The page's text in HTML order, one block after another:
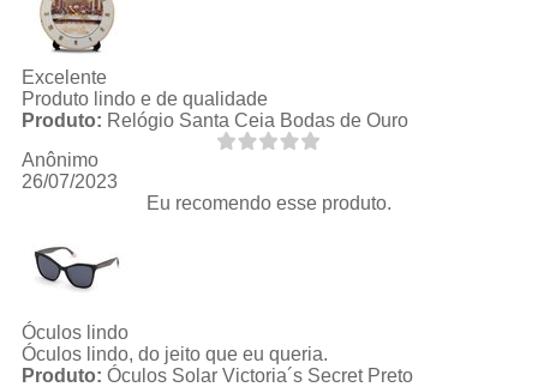
Excelente
Produto lindo e de qualidade
Produto: Relógio Santa Ceia Bodas de Ouro
Anônimo
26/07/2023
Eu recomendo esse produto.
Óculos lindo
Óculos lindo, do jeito que eu queria.
Produto: Óculos Solar Victoria´s Secret Preto